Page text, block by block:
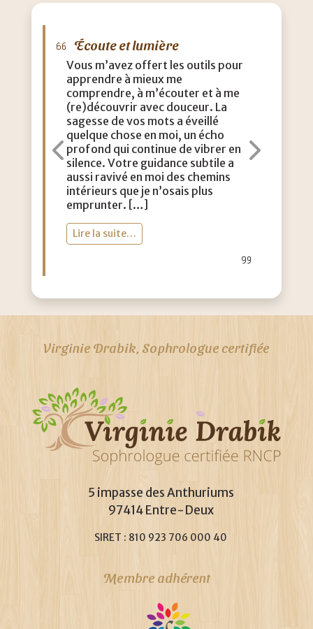
Écoute et lumière
Vous m’avez offert les outils pour
apprendre à mieux me
comprendre, à m’écouter et à me
(re)découvrir avec douceur. La
sagesse de vos mots a éveillé
quelque chose en moi, un écho
profond qui continue de vibrer en
silence. Votre guidance subtile a
aussi ravivé en moi des chemins
intérieurs que je n’osais plus
emprunter. […]
Lire la suite…
Précédent
Virginie Drabik, Sophrologue certifiée
5 impasse des Anthuriums
97414 Entre-Deux
SIRET : 810 923 706 000 40
Membre adhérent